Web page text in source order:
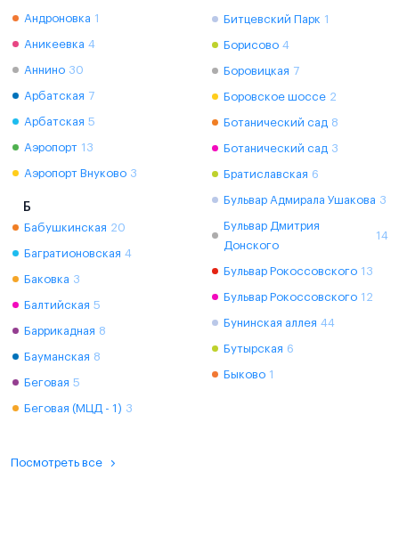
Андроновка 1
Аникеевка 4
Аннино 30
Арбатская 7
Арбатская 5
Аэропорт 13
Аэропорт Внуково 3
Б
Бабушкинская 20
Багратионовская 4
Баковка 3
Балтийская 5
Баррикадная 8
Бауманская 8
Беговая 5
Беговая (МЦД - 1) 3
Битцевский Парк 1
Борисово 4
Боровицкая 7
Боровское шоссе 2
Ботанический сад 8
Ботанический сад 3
Братиславская 6
Бульвар Адмирала Ушакова 3
Бульвар Дмитрия
Донского
14
Бульвар Рокоссовского 13
Бульвар Рокоссовского 12
Бунинская аллея 44
Бутырская 6
Быково 1
Посмотреть все